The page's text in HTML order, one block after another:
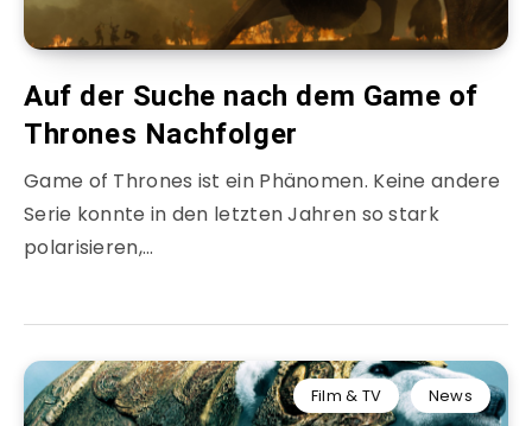
Auf der Suche nach dem Game of
Thrones Nachfolger
Game of Thrones ist ein Phänomen. Keine andere
Serie konnte in den letzten Jahren so stark
polarisieren,…
Film & TV News